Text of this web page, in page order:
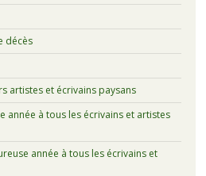
décès
artistes et écrivains paysans
année à tous les écrivains et artistes
année à tous les écrivains et